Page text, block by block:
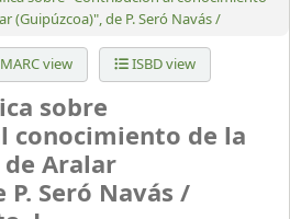
(Guipúzcoa)", de P. Seró Navás /
view ISBD view
sobre
conocimiento de la
Aralar
P. Seró Navás /